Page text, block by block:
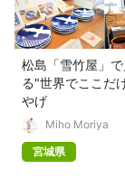
松島「雪竹屋」
る"世界でここだ
やげ
Miho Moriya
宮城県